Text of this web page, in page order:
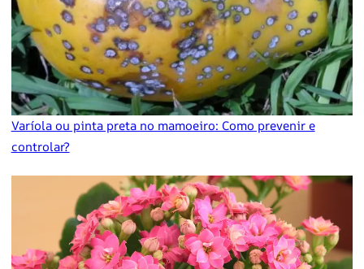
Varíola ou pinta preta no mamoeiro: Como prevenir e
controlar?